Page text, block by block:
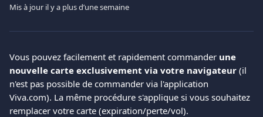
Mis à jour il y a plus d’une semaine
Vous pouvez facilement et rapidement commander une
nouvelle carte exclusivement via votre navigateur (il
n'est pas possible de commander via l'application
Viva.com). La même procédure s'applique si vous souhaitez
remplacer votre carte (expiration/perte/vol).